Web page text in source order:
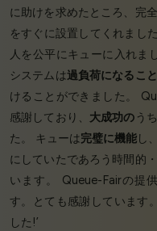
に助けを求めたところ、完
をすぐに設置してくれまし
人を公平にキューに入れま
システムは過負荷になるこ
けることができました。
感謝しており、 大成功の う
た。 キューは完璧に機能し
にしていたであろう時間的
います。 Queue-Fairの提
す。とても感謝しています
した!’